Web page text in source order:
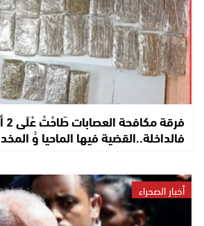
فالداخلة..القضية فيها الماحيا وُ
أخبار الصحراء